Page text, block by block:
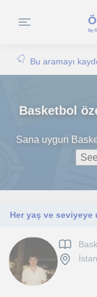
Bu aramayı
Basketbol
Sana uygun